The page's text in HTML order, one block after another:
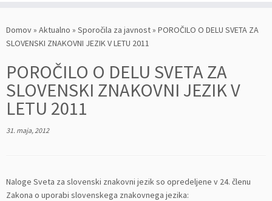
na
vsebino
Domov» Aktualno » Sporočila za javnost» POROČILO O DELU SVETA ZA
SLOVENSKI ZNAKOVNI JEZIK V LETU 2011
POROČILO O DELU SVETA ZA
SLOVENSKI ZNAKOVNI JEZIK V
LETU 2011
31. maja, 2012
Naloge Sveta za slovenski znakovni jezik so opredeljene v 24. členu
Zakona o uporabi slovenskega znakovnega jezika: